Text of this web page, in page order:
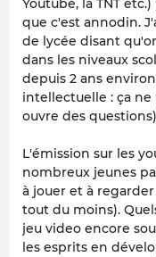
Youtube, la TNT
que c'est annodin.
de lycée disant
dans les niveaux
depuis 2 ans
intellectuelle : ça
ouvre des
L'émission sur les
nombreux jeunes
à jouer et à
tout du moins).
jeu video encore
les esprits en